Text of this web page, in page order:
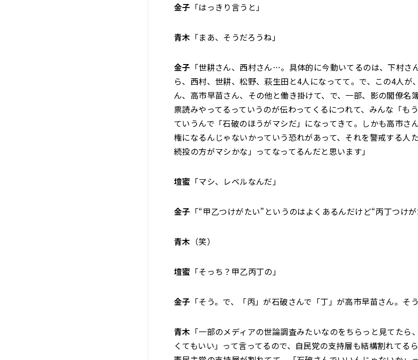
金子 「はっきり言うと」
青木 「まあ、そうだろうね」
金子 「世耕さん、西村さん…。具体的に今動いてるのは、下村さ
ら、西村、世耕、松野、萩生田と4人になってて。で、この4人が
ん、高市早苗さん、その他と働き掛けて、で、一部、影の閣僚名
票読みやってるっていうのが伝わってくるにつれて、みんな「も
ていうんで「石破のほうがマシだ」になってきて。しかも高市さ
権になるんじゃないかっていう恐れがあって、それを警戒する人
続投の方がマシかな」ってなってるんだと思います」
壇蜜 「マシ、レベルなんだ」
金子 「“甲乙つけがたい”というのはよくあるんだけど“丙丁つけが
青木 （笑）
壇蜜 「そっち？甲乙丙丁の」
金子 「そう。で、「丙」が石破さんで「丁」が高市早苗さん。そ
青木 「一部のメディアの世論調査みたいなのをちらっと見てたら
くてもいい」って言ってるので、自民党の支持層も結構割れてる